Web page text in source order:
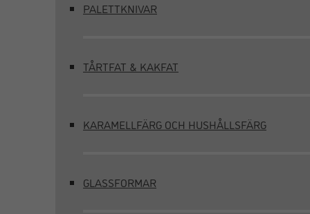
PALETTKNIVAR
TÅRTFAT & KAKFAT
KARAMELLFÄRG OCH HUSHÅLLSFÄRG
GLASSFORMAR